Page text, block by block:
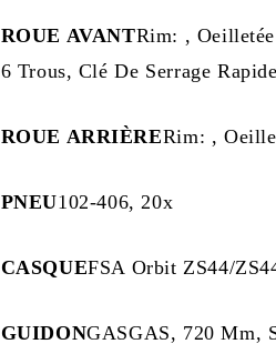
ROUE AVANTRim: ,
6 Trous, Clé De Serrage
ROUE ARRIÈRERim: ,
PNEU102-406, 20x
CASQUEFSA Orbit ZS44/
GUIDONGASGAS, 720 Mm,